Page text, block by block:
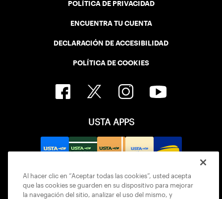
POLÍTICA DE PRIVACIDAD
ENCUENTRA TU CUENTA
DECLARACIÓN DE ACCESIBILIDAD
POLÍTICA DE COOKIES
USTA APPS
Al hacer clic en “Aceptar todas las cookies”, usted acepta
que las cookies se guarden en su dispositivo para mejorar
la navegación del sitio, analizar el uso del mismo, y